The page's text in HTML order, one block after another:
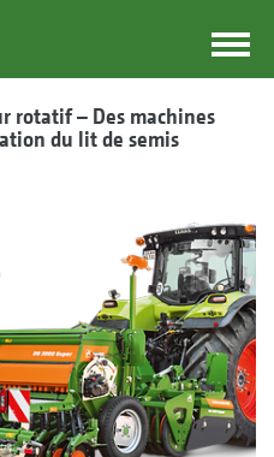
rotatif – Des machines
du lit de semis